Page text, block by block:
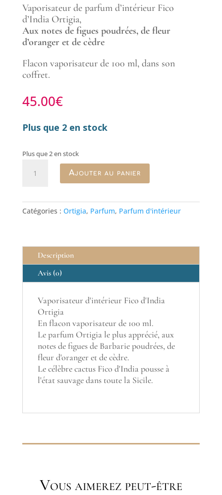
Vaporisateur de parfum d’intérieur Fico
d’India Ortigia,
Aux notes de figues poudrées, de fleur
d’oranger et de cèdre
Flacon vaporisateur de 100 ml, dans son
coffret.
45.00€
Plus que 2 en stock
Plus que 2 en stock
parfum
d'India
Ortigia
Ajouter au panier
Catégories : Ortigia, Parfum, Parfum d'intérieur
Description
Avis (0)
Vaporisateur d'intérieur Fico d'India
Ortigia
En flacon vaporisateur de 100 ml.
Le parfum Ortigia le plus apprécié, aux
notes de figues de Barbarie poudrées, de
fleur d'oranger et de cèdre.
Le célèbre cactus Fico d'India pousse à
l'état sauvage dans toute la Sicile.
Vous aimerez peut-être